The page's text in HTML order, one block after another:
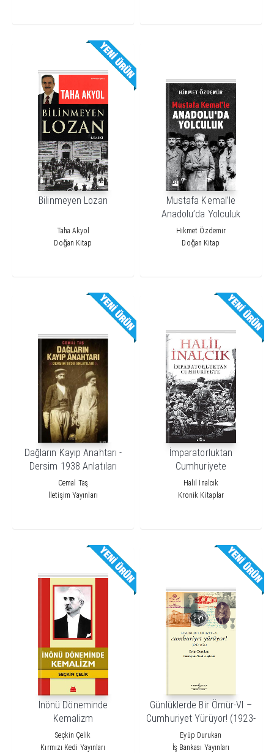
Bilinmeyen Lozan
Taha Akyol
Doğan Kitap
Mustafa Kemal’le
Anadolu’da Yolculuk
Hikmet Özdemir
Doğan Kitap
Dağların Kayıp Anahtarı -
Dersim 1938 Anlatıları
Cemal Taş
İletişim Yayınları
İmparatorluktan
Cumhuriyete
Halil İnalcık
Kronik Kitaplar
İnönü Döneminde
Kemalizm
Seçkin Çelik
Kırmızı Kedi Yayınları
Günlüklerde Bir Ömür-VI –
Cumhuriyet Yürüyor! (1923-
1926)
Eyüp Durukan
İş Bankası Yayınları